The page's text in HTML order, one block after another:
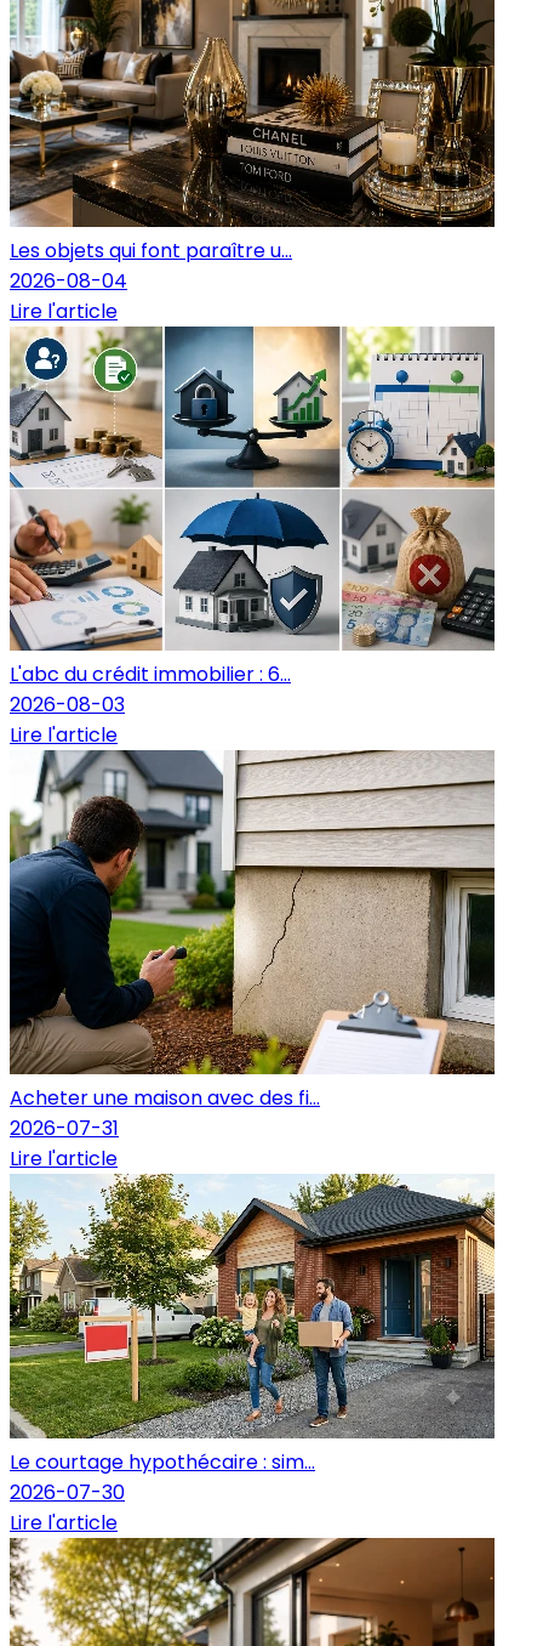
Les objets qui font paraître u...
2026-08-04
Lire l'article
L'abc du crédit immobilier : 6...
2026-08-03
Lire l'article
Acheter une maison avec des fi...
2026-07-31
Lire l'article
Le courtage hypothécaire : sim...
2026-07-30
Lire l'article